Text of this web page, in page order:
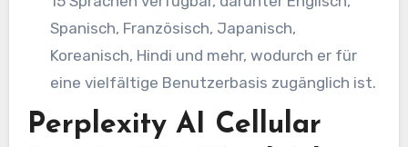
Spanisch, Französisch, Japanisch,
Koreanisch, Hindi und mehr, wodurch er für
eine vielfältige Benutzerbasis zugänglich ist.
Perplexity AI Cellular